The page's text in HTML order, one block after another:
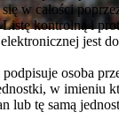
w całości
kontrolną i
jest
osoba
w imieniu
lub tę samą